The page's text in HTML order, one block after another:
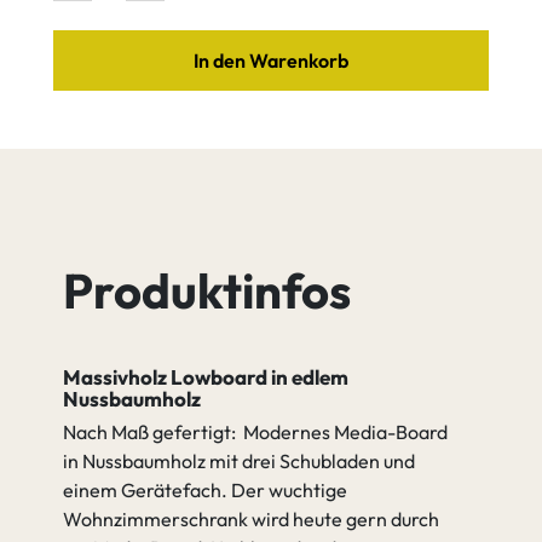
Nussbaum
Nussbaum
Nussbaum
Umber
Nussbaum
gehen zu Griffauswahl
gehen zu Möbelfüße
Möbelfuß B Möbelfuß D
In den Warenkorb
Produktinfos
Massivholz Lowboard in edlem
Nussbaumholz
Nach Maß gefertigt: Modernes Media-Board
in Nussbaumholz mit drei Schubladen und
einem Gerätefach. Der wuchtige
Wohnzimmerschrank wird heute gern durch